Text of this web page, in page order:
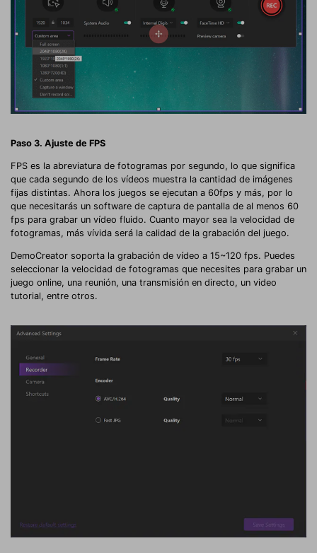
Paso 3. Ajuste de FPS
FPS es la abreviatura de fotogramas por segundo, lo que significa
que cada segundo de los vídeos muestra la cantidad de imágenes
fijas distintas. Ahora los juegos se ejecutan a 60fps y más, por lo
que necesitarás un software de captura de pantalla de al menos 60
fps para grabar un vídeo fluido. Cuanto mayor sea la velocidad de
fotogramas, más vívida será la calidad de la grabación del juego.
DemoCreator soporta la grabación de vídeo a 15~120 fps. Puedes
seleccionar la velocidad de fotogramas que necesites para grabar un
juego online, una reunión, una transmisión en directo, un video
tutorial, entre otros.